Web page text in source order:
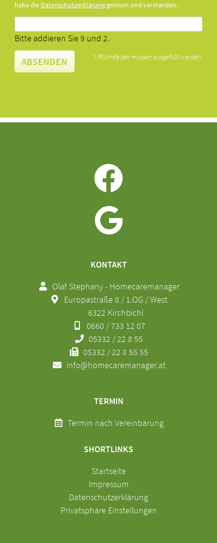
habe die Datenschutzerklärung gelesen und verstanden.
Bitte addieren Sie 9 und 2.
ABSENDEN *) Pflichtfelder müssen ausgefüllt werden.
KONTAKT
Olaf Stephany - Homecaremanager
Europastraße 8 / 1.OG / West
6322 Kirchbichl
0660 / 733 12 07
05332 / 22 8 55
05332 / 22 8 55 55
info@homecaremanager.at
TERMIN
Termin nach Vereinbarung
SHORTLINKS
Navigation
überspringen
Startseite
Impressum
Datenschutzerklärung
Privatsphäre Einstellungen